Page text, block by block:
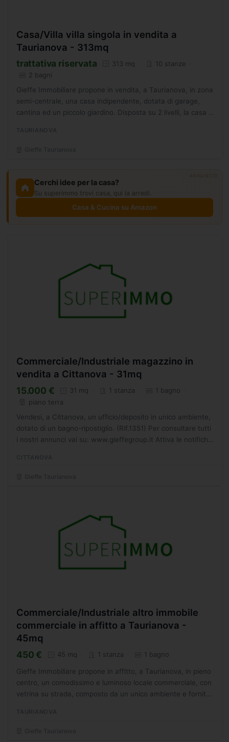
Casa/Villa villa singola in vendita a
Taurianova - 313mq
trattativa riservata 313 mq
10 stanze
2 bagni
Gieffe Immobiliare propone in vendita, a Taurianova, in zona
semi-centrale, una casa indipendente, dotata di garage,
cantina ed un piccolo giardino. Disposta su 2 livelli, la casa è
Cerchi idee per la casa?
Su superimmo trovi casa, qui la arredi.
Casa & Cucina su Amazon
Commerciale/Industriale magazzino in
vendita a Cittanova - 31mq
15.000 € 31 mq 1 stanza
1 bagno
piano terra
Vendesi, a Cittanova, un ufficio/deposito in unico ambiente,
dotato di un bagno-ripostiglio. (Rif.1351) Per consultare tutti
i nostri annunci vai su: www.gieffegroup.it Attiva le notifiche
Commerciale/Industriale altro immobile
commerciale in affitto a Taurianova -
45mq
450 € 45 mq 1 stanza 1 bagno
Gieffe Immobiliare propone in affitto, a Taurianova, in pieno
centro, un comodissimo e luminoso locale commerciale, con
vetrina su strada, composto da un unico ambiente e fornito